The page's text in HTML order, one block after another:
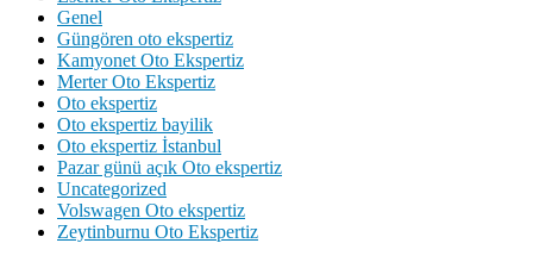
Genel
Güngören oto ekspertiz
Kamyonet Oto Ekspertiz
Merter Oto Ekspertiz
Oto ekspertiz
Oto ekspertiz bayilik
Oto ekspertiz İstanbul
Pazar günü açık Oto ekspertiz
Uncategorized
Volswagen Oto ekspertiz
Zeytinburnu Oto Ekspertiz